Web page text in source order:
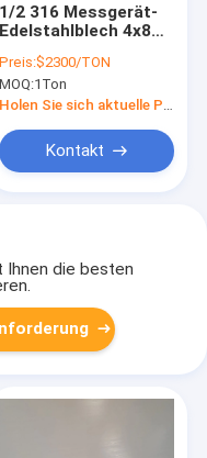
1/2 316 Messgerät-
Edelstahlblech 4x8
Platten-5mm SS 316
des Blatt-18
Preis:$2300/TON
MOQ:1Ton
Holen Sie sich aktuelle Preis
Kontakt
Ihnen die besten